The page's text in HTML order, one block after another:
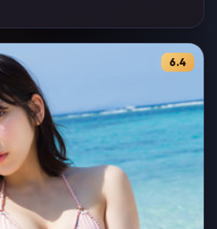
验，可作为片单推荐、影评长文与专题策划
6.4